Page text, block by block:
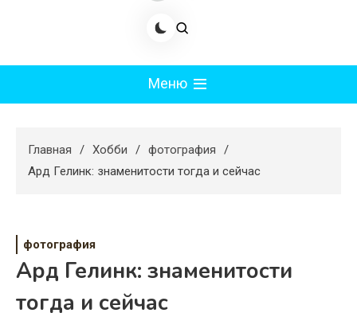
Меню
Худеем
Свадьба
Главная Хобби
фотография
Ард Гелинк: знаменитости тогда и сейчас
фотография
Ард Гелинк: знаменитости
тогда и сейчас